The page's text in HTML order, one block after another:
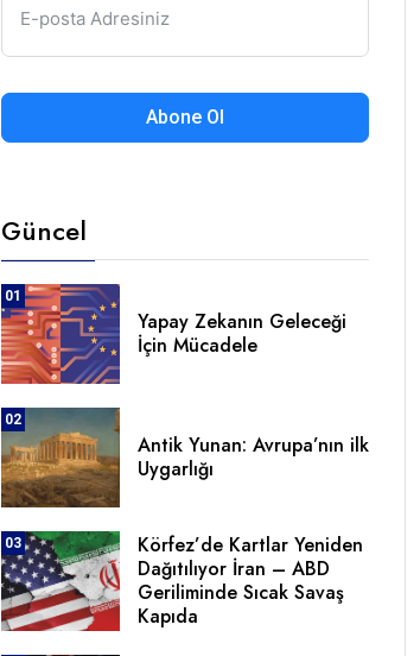
Abone Ol
Güncel
01
Yapay Zekanın Geleceği
İçin Mücadele
02
Antik Yunan: Avrupa’nın ilk
Uygarlığı
03
Körfez’de Kartlar Yeniden
Dağıtılıyor İran – ABD
Geriliminde Sıcak Savaş
Kapıda